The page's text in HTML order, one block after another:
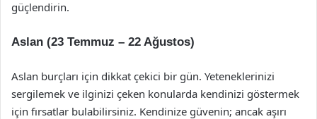
güçlendirin.
Aslan (23 Temmuz – 22 Ağustos)
Aslan burçları için dikkat çekici bir gün. Yeteneklerinizi
sergilemek ve ilginizi çeken konularda kendinizi göstermek
için fırsatlar bulabilirsiniz. Kendinize güvenin; ancak aşırı